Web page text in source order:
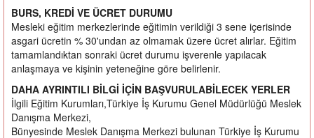
BURS, KREDİ VE ÜCRET DURUMU
Mesleki eğitim merkezlerinde eğitimin verildiği 3 sene içerisinde
asgari ücretin % 30'undan az olmamak üzere ücret alırlar. Eğitim
tamamlandıktan sonraki ücret durumu işverenle yapılacak
anlaşmaya ve kişinin yeteneğine göre belirlenir.
DAHA AYRINTILI BİLGİ İÇİN BAŞVURULABİLECEK YERLER
İlgili Eğitim Kurumları,Türkiye İş Kurumu Genel Müdürlüğü Meslek
Danışma Merkezi,
Bünyesinde Meslek Danışma Merkezi bulunan Türkiye İş Kurumu